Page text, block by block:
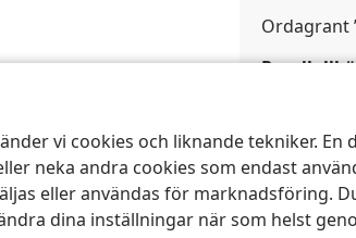
vi cookies och liknande tekniker.
neka andra cookies som endast
eller användas för marknadsföring.
dina inställningar när som helst
Ordagrant
3